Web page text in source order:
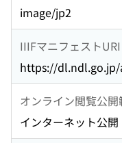
image/jp2
IIIFマニフェストURI
https://
オンライン閲覧公開
インターネット公開